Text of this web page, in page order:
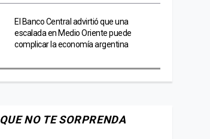
El Banco Central advirtió que una
escalada en Medio Oriente puede
complicar la economía argentina
QUE NO TE SORPRENDA